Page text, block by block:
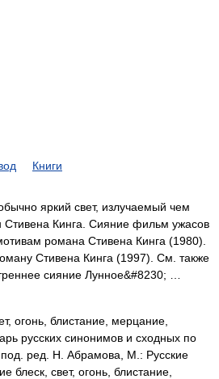
Книги
яркий свет, излучаемый чем
Кинга. Сияние фильм ужасов
романа Стивена Кинга (1980).
Стивена Кинга (1997). См. также
сияние Лунное&#8230; …
огонь, блистание, мерцание,
русских синонимов и сходных по
ред. Н. Абрамова, М.: Русские
блеск, свет, огонь, блистание,